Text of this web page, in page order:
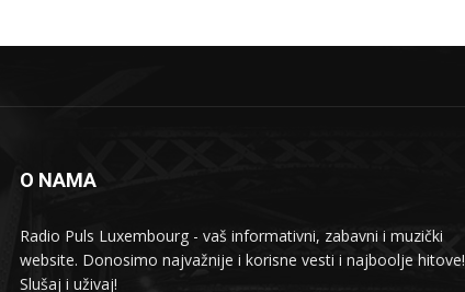
O NAMA
Radio Puls Luxembourg - vaš informativni, zabavni i muzički
website. Donosimo najvažnije i korisne vesti i najboolje hitove!
Slušaj i uživaj!